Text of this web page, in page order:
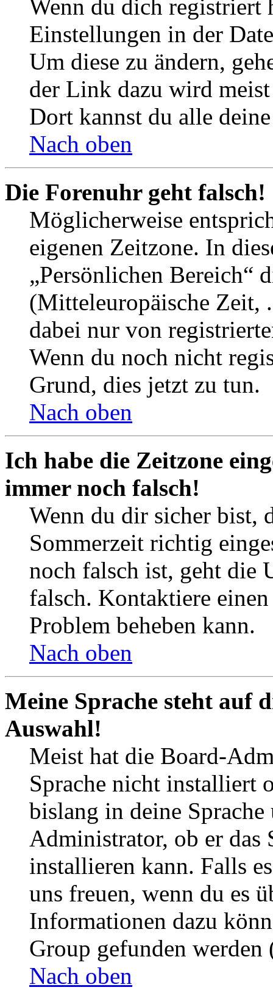
Wenn du dich registriert
Einstellungen in der
Um diese zu ändern,
der Link dazu wird
Dort kannst du alle
Nach oben
Die Forenuhr geht falsch!
Möglicherweise
eigenen Zeitzone. In
„Persönlichen Bereich“
(Mitteleuropäische Zeit,
dabei nur von
Wenn du noch nicht
Grund, dies jetzt zu tun.
Nach oben
Ich habe die Zeitzone
immer noch falsch!
Wenn du dir sicher bist,
Sommerzeit richtig
noch falsch ist, geht die
falsch. Kontaktiere
Problem beheben kann.
Nach oben
Meine Sprache steht auf
Auswahl!
Meist hat die Board-
Sprache nicht installiert
bislang in deine
Administrator, ob er das
installieren kann. Falls
uns freuen, wenn du es
Informationen dazu
Group gefunden
Nach oben